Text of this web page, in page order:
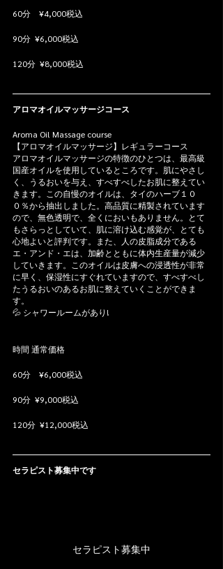
60分    ¥4,000税込
90分  ¥6,000税込
120分  ¥8,000税込
アロマオイルマッサージコース
Aroma Oil Massage course
【アロマオイルマッサージ】レギュラーコース
アロマオイルマッサージの特徴のひとつは、最高級
国産オイルを使用しているところです。肌にやさし
く、うるおいを与え、すべすべしたお肌に整えてい
きます。この自慢のオイルは、タイのハーブ１０
０％から抽出しました。高品質に精製されています
ので、無色透明で、全くにおいもありません。とて
もさらっとしていて、肌に溶け込む感覚が、とても
心地よいと評判です。また、人の皮脂成分である
エ・アンド・エは、加齢とともに体内生産量が減少
していきます。このオイルは皮膚への浸透性が非常
に早く、保湿性にすぐれていますので、すべすべし
たうるおいのあるお肌に整えていくことができま
す。
💦 シャワールームがあり!
時間 通常価格
60分    ¥6,000税込
90分  ¥9,000税込
120分  ¥12,000税込
セラピスト募集中です
セラピスト募集中